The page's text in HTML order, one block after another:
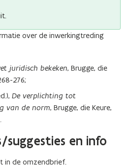
over de inwerkingtreding
juridisch bekeken, Brugge, die
276;
De verplichting tot
van de norm, Brugge, die Keure,
suggesties en info
in de omzendbrief.